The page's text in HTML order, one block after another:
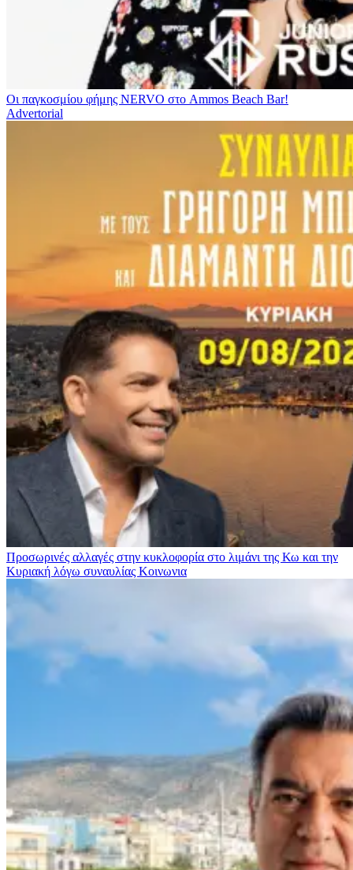
Οι παγκοσμίου φήμης NERVO στο Ammos Beach Bar!
Advertorial
Προσωρινές αλλαγές στην κυκλοφορία στο λιμάνι της Κω και την
Κυριακή λόγω συναυλίας Κοινωνια